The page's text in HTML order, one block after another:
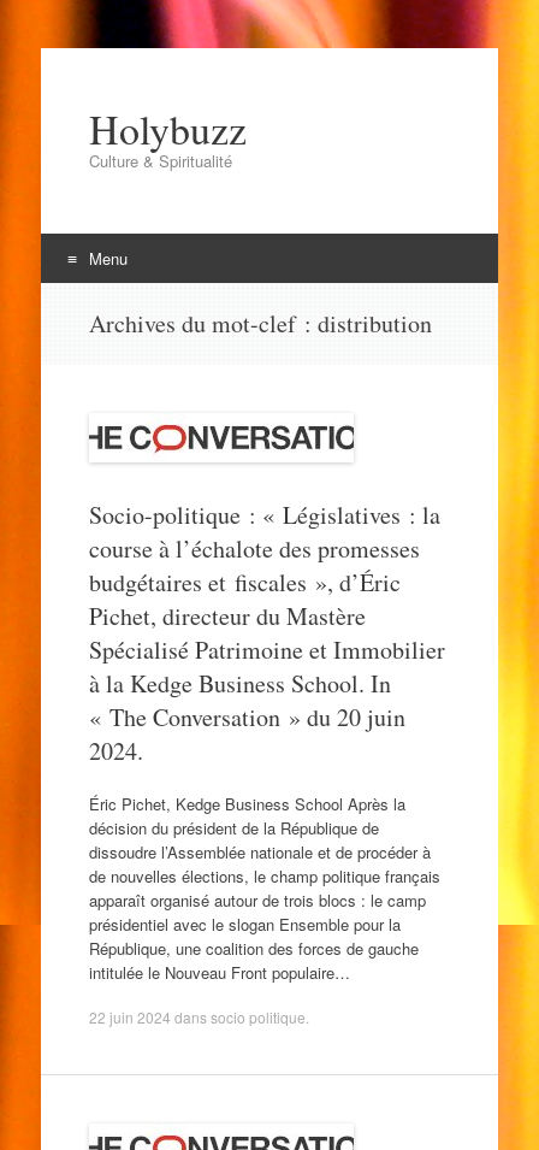
Holybuzz
Culture & Spiritualité
Menu
Archives du mot-clef : distribution
Socio-politique : « Législatives : la
course à l’échalote des promesses
budgétaires et fiscales », d’Éric
Pichet, directeur du Mastère
Spécialisé Patrimoine et Immobilier
à la Kedge Business School. In
« The Conversation » du 20 juin
2024.
Éric Pichet, Kedge Business School Après la
décision du président de la République de
dissoudre l’Assemblée nationale et de procéder à
de nouvelles élections, le champ politique français
apparaît organisé autour de trois blocs : le camp
présidentiel avec le slogan Ensemble pour la
République, une coalition des forces de gauche
intitulée le Nouveau Front populaire…
22 juin 2024 danssocio politique